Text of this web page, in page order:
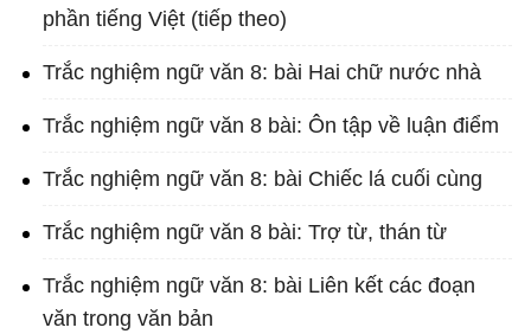
phần tiếng Việt (tiếp theo)
Trắc nghiệm ngữ văn 8: bài Hai chữ nước nhà
Trắc nghiệm ngữ văn 8 bài: Ôn tập về luận điểm
Trắc nghiệm ngữ văn 8: bài Chiếc lá cuối cùng
Trắc nghiệm ngữ văn 8 bài: Trợ từ, thán từ
Trắc nghiệm ngữ văn 8: bài Liên kết các đoạn
văn trong văn bản